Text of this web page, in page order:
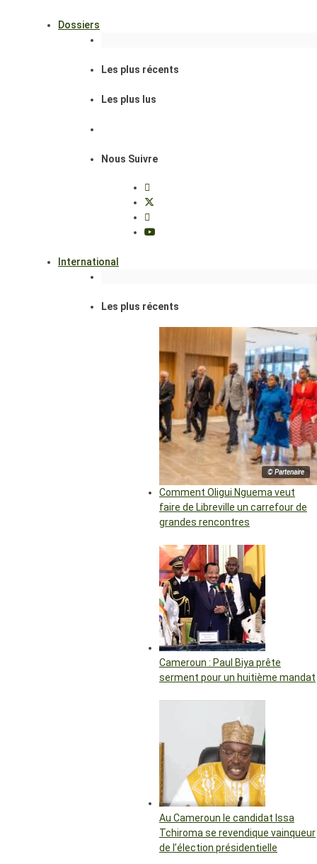
Dossiers
Les plus récents
Les plus lus
Nous Suivre
International
Les plus récents
© Partenaire
Comment Oligui Nguema veut
faire de Libreville un carrefour de
grandes rencontres
Cameroun : Paul Biya prête
serment pour un huitième mandat
Au Cameroun le candidat Issa
Tchiroma se revendique vainqueur
de l’élection présidentielle